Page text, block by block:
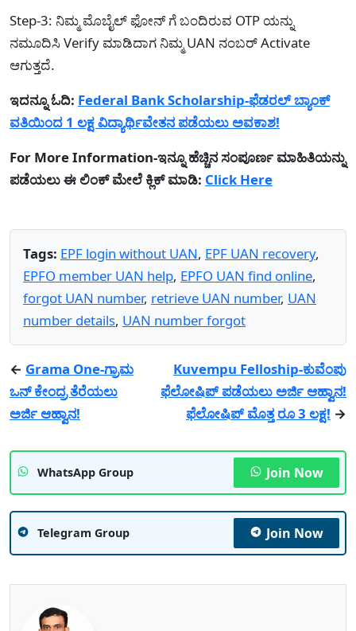
Step-3: ನಿಮ್ಮ ಮೊಬೈಲ್ ಫೋನ್ ಗೆ ಬಂದಿರುವ OTP ಯನ್ನು
ನಮೂದಿಸಿ Verify ಮಾಡಿದಾಗ ನಿಮ್ಮ UAN ನಂಬರ್ Activate
ಆಗುತ್ತದೆ.
ಇದನ್ನೂ ಓದಿ: Federal Bank Scholarship-ಫೆಡರಲ್ ಬ್ಯಾಂಕ್
ವತಿಯಿಂದ 1 ಲಕ್ಷ ವಿದ್ಯಾರ್ಥಿವೇತನ ಪಡೆಯಲು ಅವಕಾಶ!
For More Information-ಇನ್ನೂ ಹೆಚ್ಚಿನ ಸಂಪೂರ್ಣ ಮಾಹಿತಿಯನ್ನು
ಪಡೆಯಲು ಈ ಲಿಂಕ್ ಮೇಲೆ ಕ್ಲಿಕ್ ಮಾಡಿ: Click Here
Tags: EPF login without UAN, EPF UAN recovery,
EPFO member UAN help, EPFO UAN find online,
forgot UAN number, retrieve UAN number, UAN
number details, UAN number forgot
← Grama One-ಗ್ರಾಮ
ಒನ್ ಕೇಂದ್ರ ತೆರೆಯಲು
ಅರ್ಜಿ ಆಹ್ವಾನ!
Kuvempu Felloship-ಕುವೆಂಪು
ಫೆಲೋಷಿಪ್‍ ಪಡೆಯಲು ಅರ್ಜಿ ಆಹ್ವಾನ!
ಫೆಲೋಷಿಪ್ ಮೊತ್ತ ರೂ 3 ಲಕ್ಷ! →
WhatsApp Group Join Now
Telegram Group Join Now